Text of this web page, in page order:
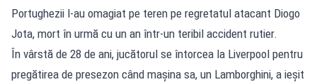
Portughezii l-au omagiat pe teren pe regretatul atacant Diogo
Jota, mort în urmă cu un an într-un teribil accident rutier.
În vârstă de 28 de ani, jucătorul se întorcea la Liverpool pentru
pregătirea de presezon când maşina sa, un Lamborghini, a ieşit